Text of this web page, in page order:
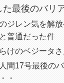
た最後のバリ
ジレン気を解
普通だった件
けのベジータさ
間17号最後の
・